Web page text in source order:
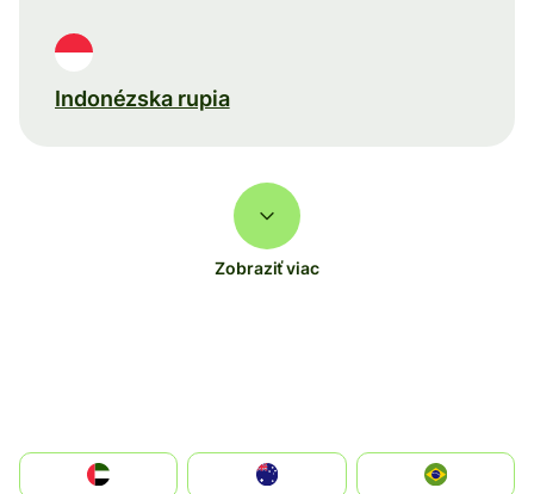
Indonézska rupia
Zobraziť viac
الإمارات العربية المتحدة